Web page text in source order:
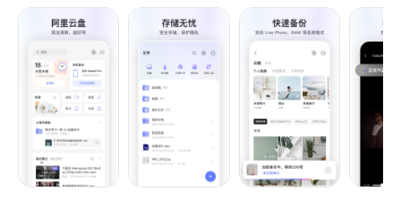
快到飞起，尽享极速上传下载
一键开启自动备份手机相册
随时与家人朋友分享
灵活设置有效期和密码
查看被浏览和下载次数